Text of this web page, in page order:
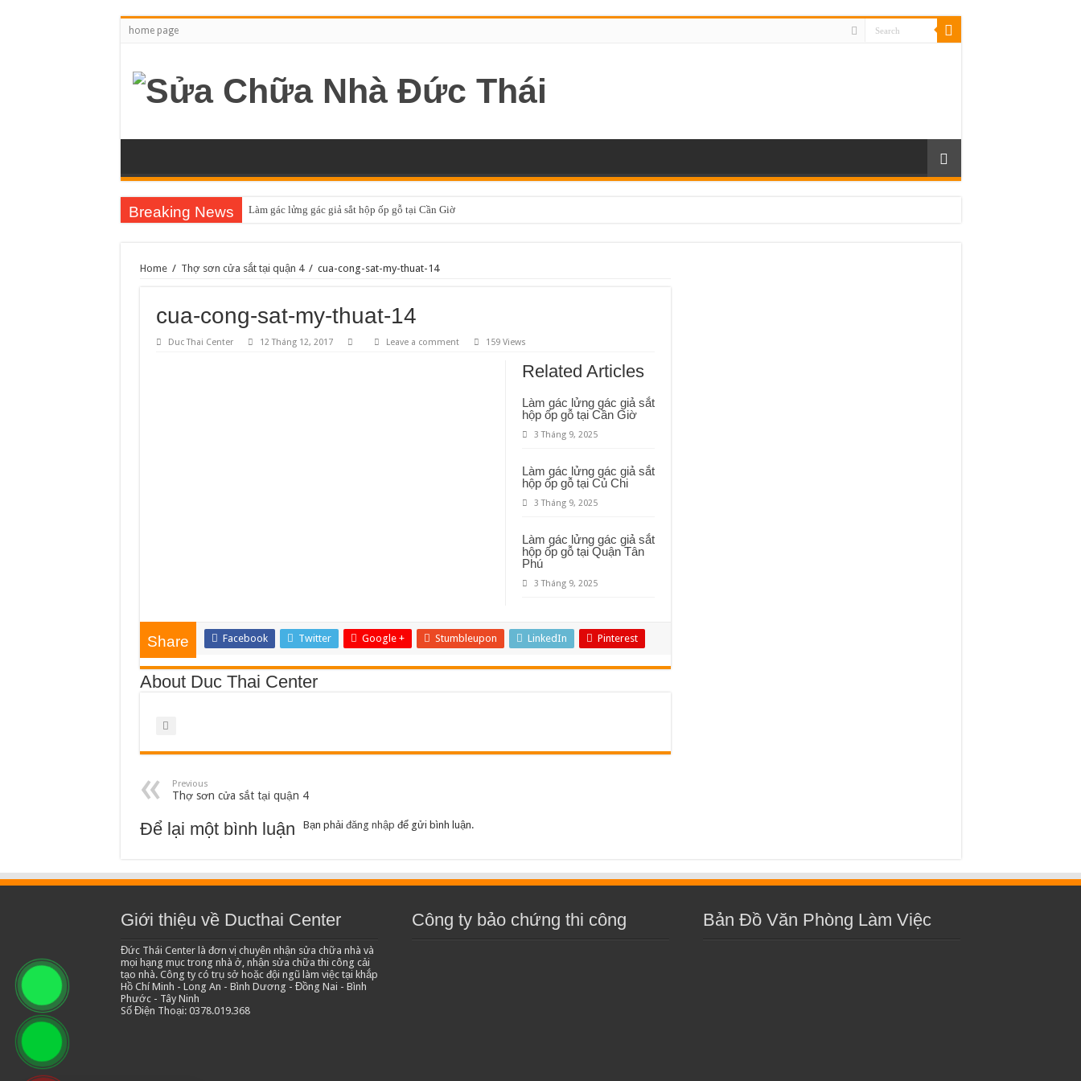
home page
Breaking News Làm gác lửng gác giả sắt hộp ốp gỗ tại Cần Giờ
Home / Thợ sơn cửa sắt tại quận 4 / cua-cong-sat-my-thuat-14
cua-cong-sat-my-thuat-14
Duc Thai Center 12 Tháng 12, 2017 Leave a comment 159 Views
Related Articles
Làm gác lửng gác giả sắt
hộp ốp gỗ tại Cần Giờ
3 Tháng 9, 2025
Làm gác lửng gác giả sắt
hộp ốp gỗ tại Củ Chi
3 Tháng 9, 2025
Làm gác lửng gác giả sắt
hộp ốp gỗ tại Quận Tân
Phú
3 Tháng 9, 2025
Share Facebook Twitter Google + Stumbleupon LinkedIn Pinterest
About Duc Thai Center
Previous
Thợ sơn cửa sắt tại quận 4
Để lại một bình luận Bạn phải đăng nhập để gửi bình luận.
Giới thiệu về Ducthai Center
Đức Thái Center là đơn vị chuyên nhận sửa chữa nhà và
mọi hạng mục trong nhà ở, nhận sửa chữa thi công cải
tạo nhà. Công ty có trụ sở hoặc đội ngũ làm việc tại khắp
Hồ Chí Minh - Long An - Bình Dương - Đồng Nai - Bình
Phước - Tây Ninh
Số Điện Thoại: 0378.019.368
Công ty bảo chứng thi công Bản Đồ Văn Phòng Làm Việc